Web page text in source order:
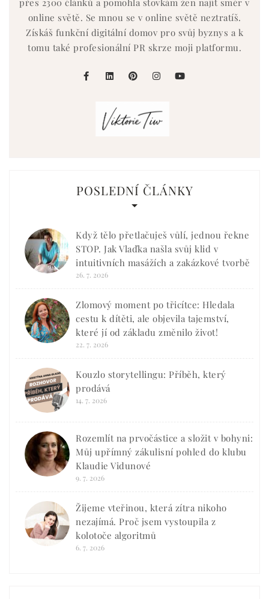
přes 2300 článků a pomohla stovkám žen najít směr v
online světě. Se mnou se v online světě neztratíš.
Získáš funkční digitální domov pro svůj byznys a k
tomu také profesionální PR skrze moji platformu.
POSLEDNÍ ČLÁNKY
Když tělo přetlačuješ vůlí, jednou řekne
STOP. Jak Vlaďka našla svůj klid v
intuitivních masážích a zakázkové tvorbě
26. 7. 2026
Zlomový moment po třicítce: Hledala
cestu k dítěti, ale objevila tajemství,
které jí od základu změnilo život!
22. 7. 2026
Kouzlo storytellingu: Příběh, který
prodává
14. 7. 2026
Rozemlít na prvočástice a složit v bohyni:
Můj upřímný zákulisní pohled do klubu
Klaudie Vidunové
9. 7. 2026
Žijeme vteřinou, která zítra nikoho
nezajímá. Proč jsem vystoupila z
kolotoče algoritmů
6. 7. 2026